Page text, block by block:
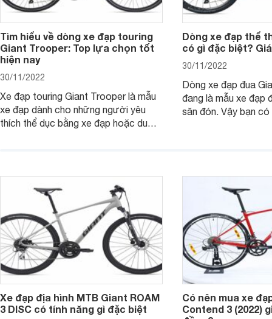
Tìm hiểu về dòng xe đạp touring
Giant Trooper: Top lựa chọn tốt
hiện nay
30/11/2022
Xe đạp touring Giant Trooper là mẫu
xe đạp dành cho những người yêu
thích thể dục bằng xe đạp hoặc du
hiện nay?
Dòng xe đạp thể
có gì đặc biệt?
30/11/2022
Dòng xe đạp đua
đang là mẫu xe đạp
săn đón. Vậy bạn
Xe đạp địa hình MTB Giant ROAM
3 DISC có tính năng gì đặc biệt
Có nên mua xe
Contend 3 (2022)